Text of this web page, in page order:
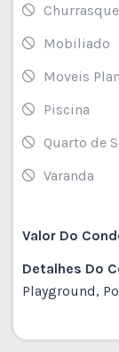
Mobiliado
Moveis
Piscina
Quarto de
Varanda
Valor Do
Detalhes Do
Playground,